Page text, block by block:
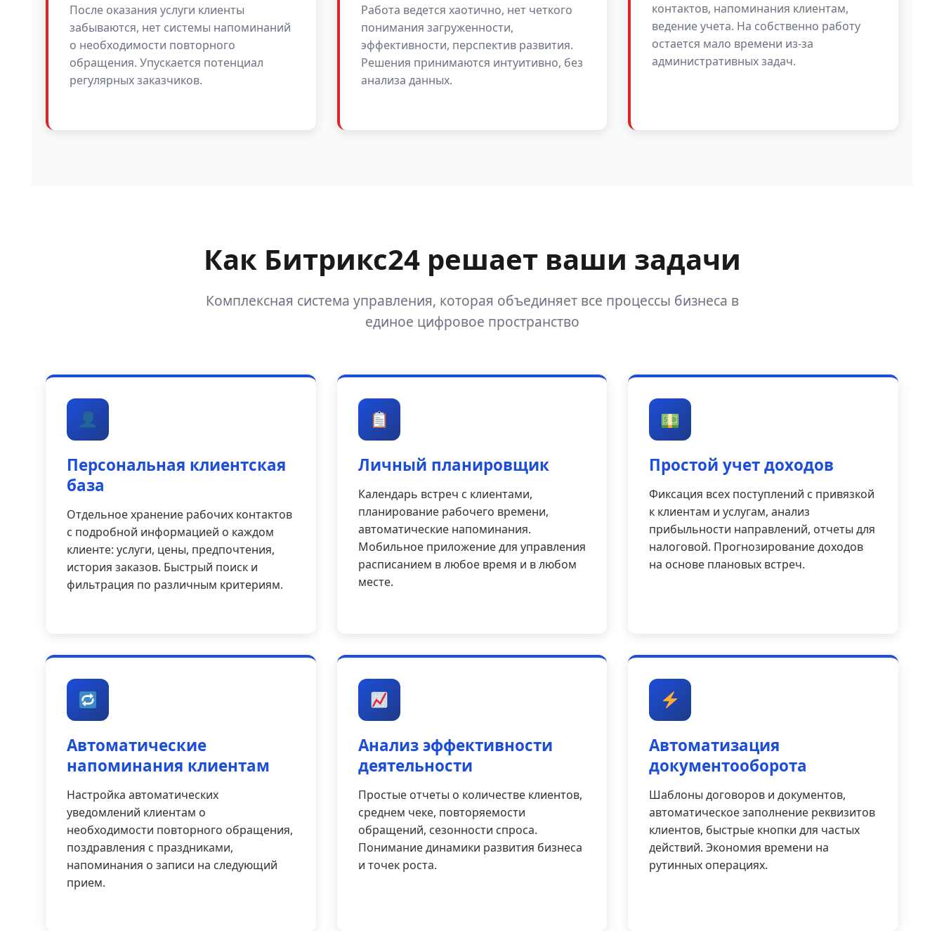
После оказания услуги клиенты
забываются, нет системы напоминаний
о необходимости повторного
обращения. Упускается потенциал
регулярных заказчиков.
Работа ведется хаотично, нет четкого
понимания загруженности,
эффективности, перспектив развития.
Решения принимаются интуитивно, без
анализа данных.
контактов, напоминания клиентам,
ведение учета. На собственно работу
остается мало времени из-за
административных задач.
Как Битрикс24 решает ваши задачи
Комплексная система управления, которая объединяет все процессы бизнеса в
единое цифровое пространство
Персональная клиентская
база
Отдельное хранение рабочих контактов
с подробной информацией о каждом
клиенте: услуги, цены, предпочтения,
история заказов. Быстрый поиск и
фильтрация по различным критериям.
Личный планировщик
Календарь встреч с клиентами,
планирование рабочего времени,
автоматические напоминания.
Мобильное приложение для управления
расписанием в любое время и в любом
месте.
Простой учет доходов
Фиксация всех поступлений с привязкой
к клиентам и услугам, анализ
прибыльности направлений, отчеты для
налоговой. Прогнозирование доходов
на основе плановых встреч.
Автоматические
напоминания клиентам
Настройка автоматических
уведомлений клиентам о
необходимости повторного обращения,
поздравления с праздниками,
напоминания о записи на следующий
прием.
Анализ эффективности
деятельности
Простые отчеты о количестве клиентов,
среднем чеке, повторяемости
обращений, сезонности спроса.
Понимание динамики развития бизнеса
и точек роста.
Автоматизация
документооборота
Шаблоны договоров и документов,
автоматическое заполнение реквизитов
клиентов, быстрые кнопки для частых
действий. Экономия времени на
рутинных операциях.